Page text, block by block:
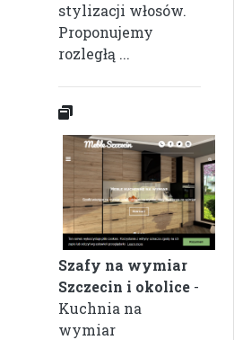
stylizacji włosów.
Proponujemy
rozległą ...
Szafy na wymiar
Szczecin i okolice -
Kuchnia na
wymiar